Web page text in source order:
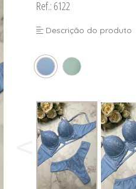
Ref.: 6122
Descrição do produto